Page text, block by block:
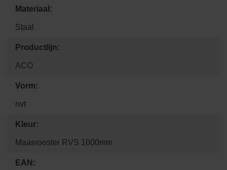
Materiaal:
Staal
Productlijn:
ACO
Vorm:
nvt
Kleur:
Maasrooster RVS 1000mm
EAN: